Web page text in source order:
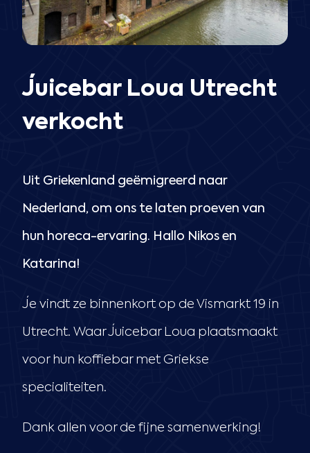
Juicebar Loua Utrecht
verkocht
Uit Griekenland geëmigreerd naar
Nederland, om ons te laten proeven van
hun horeca-ervaring. Hallo Nikos en
Katarina!
Je vindt ze binnenkort op de Vismarkt 19 in
Utrecht. Waar Juicebar Loua plaatsmaakt
voor hun koffiebar met Griekse
specialiteiten.
Dank allen voor de fijne samenwerking!